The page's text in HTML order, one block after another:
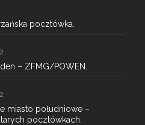
pocztówka.
– ZFMG/POWEN.
miasto południowe –
pocztówkach.